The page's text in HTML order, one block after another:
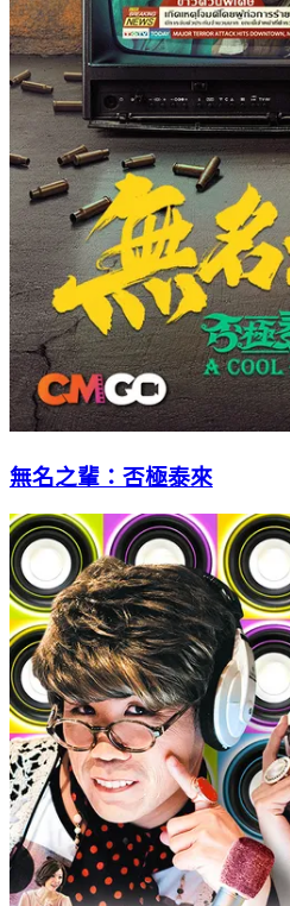
無名之輩：否極泰來